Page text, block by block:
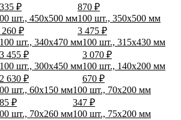
335 ₽
870 ₽
шт., 450х500 мм
260 ₽
100 шт., 350х500 мм
3 475 ₽
100 шт., 340х470 мм
3 455 ₽
100 шт., 315х430 мм
3 070 ₽
100 шт., 300х450 мм
2 630 ₽
100 шт., 140х200 мм
670 ₽
шт., 60х150 мм
₽
100 шт., 70х200 мм
347 ₽
шт., 70х260 мм100 шт., 75х200 мм